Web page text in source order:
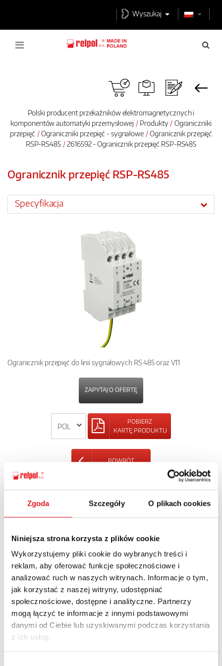
Zgoda Szczegóły O plikach cookies
Niniejsza strona korzysta z plików cookie
Wykorzystujemy pliki cookie do wybranych treści i
reklam, aby oferować funkcje społecznościowe i
analizować ruch w naszych witrynach. Informacje o tym,
jak korzystać z naszej witryny, udostępniać
społecznościowe, dostępne i analityczne. Partnerzy
mogą łączyć te informacje z innymi podstawowymi
danymi od Ciebie lub uzyskiwanymi podczas korzystania
z ich usług.
Wyszukaj
Polski producent przekaźników elektromagnetycznych i
komponentów automatyki przemysłowej
Produkty
Ograniczniki
przepięć
Ograniczniki przepięć - sygnałowe
Ogranicznik przepięć
RSP-RS485
2616592 - Ogranicznik przepięć RSP-RS485
Ogranicznik przepięć RSP-RS485
Specyfikacja
Ogranicznik przepięć do linii sygnałowych RS 485 oraz V11
ZAPYTAJ O OFERTĘ
POBIERZ
KARTĘ PRODUKTU
POWRÓT
Zapytaj o szczegóły oferty
Imię i nazwisko: *
Adres e-mail: *
Nazwa firmy: